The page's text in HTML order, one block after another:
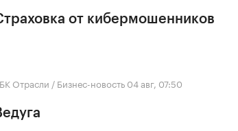
от кибермошенников
Отрасли / Бизнес-новость 04 авг, 07:50